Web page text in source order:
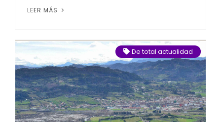
LEER MÁS
De total actualidad